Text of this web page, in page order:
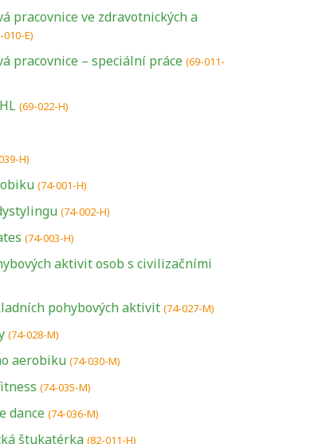
pracovnice ve zdravotnických a
010-E)
pracovnice – speciální práce (69-011-
(69-022-H)
H)
(74-001-H)
(74-002-H)
(74-003-H)
aktivit osob s civilizačními
pohybových aktivit (74-027-M)
(74-028-M)
aerobiku (74-030-M)
(74-035-M)
dance (74-036-M)
štukatérka (82-011-H)